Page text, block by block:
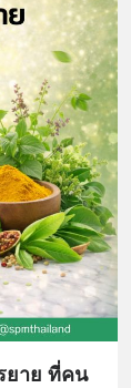
ยาย ที่คน